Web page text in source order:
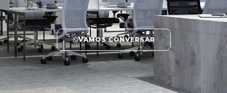
VAMOS CONVERSAR